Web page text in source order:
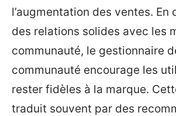
l’augmentation des ventes. En
des relations solides avec les
communauté, le gestionnaire
communauté encourage les
rester fidèles à la marque.
traduit souvent par des